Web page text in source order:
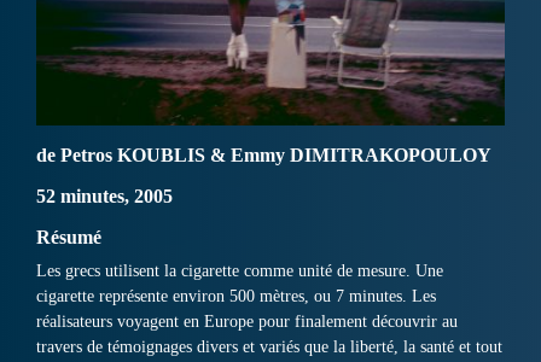
de Petros KOUBLIS & Emmy DIMITRAKOPOULOY
52 minutes, 2005
Résumé
Les grecs utilisent la cigarette comme unité de mesure. Une
cigarette représente environ 500 mètres, ou 7 minutes. Les
réalisateurs voyagent en Europe pour finalement découvrir au
travers de témoignages divers et variés que la liberté, la santé et tout